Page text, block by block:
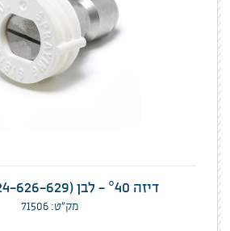
דיזה °40 - לבן (18620-624-626-629)
מק”ט: 71506